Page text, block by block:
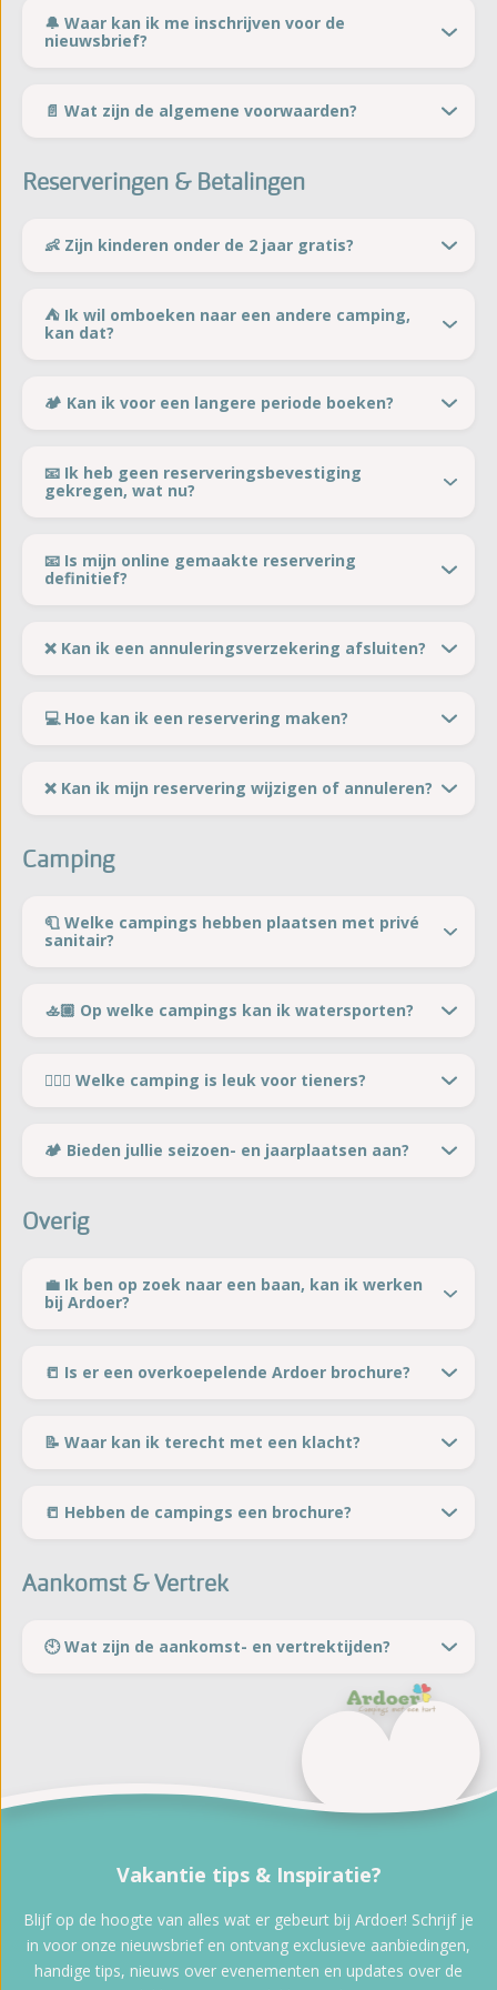
🔔 Waar kan ik me inschrijven voor de
nieuwsbrief?
📄 Wat zijn de algemene voorwaarden?
Reserveringen & Betalingen
👶 Zijn kinderen onder de 2 jaar gratis?
⛺️ Ik wil omboeken naar een andere camping,
kan dat?
🏕️ Kan ik voor een langere periode boeken?
📧 Ik heb geen reserveringsbevestiging
gekregen, wat nu?
📧 Is mijn online gemaakte reservering
definitief?
❌ Kan ik een annuleringsverzekering afsluiten?
💻 Hoe kan ik een reservering maken?
❌ Kan ik mijn reservering wijzigen of annuleren?
Camping
🧻 Welke campings hebben plaatsen met privé
sanitair?
🚣🏼 Op welke campings kan ik watersporten?
🙋🏻‍♀️ Welke camping is leuk voor tieners?
🏕️ Bieden jullie seizoen- en jaarplaatsen aan?
Overig
💼 Ik ben op zoek naar een baan, kan ik werken
bij Ardoer?
📒 Is er een overkoepelende Ardoer brochure?
📝 Waar kan ik terecht met een klacht?
📒 Hebben de campings een brochure?
Aankomst & Vertrek
🕙 Wat zijn de aankomst- en vertrektijden?
Vakantie tips & Inspiratie?
Blijf op de hoogte van alles wat er gebeurt bij Ardoer! Schrijf je
in voor onze nieuwsbrief en ontvang exclusieve aanbiedingen,
handige tips, nieuws over evenementen en updates over de